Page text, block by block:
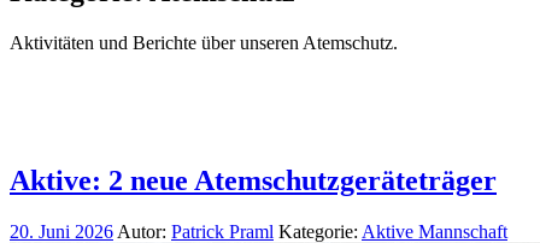
Aktivitäten und Berichte über unseren Atemschutz.
Aktive: 2 neue Atemschutzgeräteträger
20. Juni 2026 Autor: Patrick Praml Kategorie: Aktive Mannschaft